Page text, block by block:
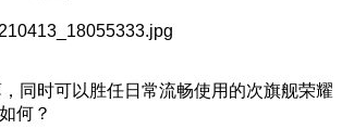
同时可以胜任日常流畅使用的次旗舰荣耀
何？